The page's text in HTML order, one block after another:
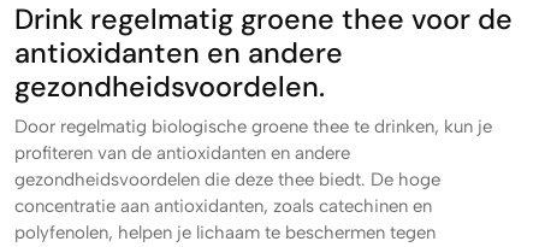
Drink regelmatig groene thee voor de
antioxidanten en andere
gezondheidsvoordelen.
Door regelmatig biologische groene thee te drinken, kun je
profiteren van de antioxidanten en andere
gezondheidsvoordelen die deze thee biedt. De hoge
concentratie aan antioxidanten, zoals catechinen en
polyfenolen, helpen je lichaam te beschermen tegen